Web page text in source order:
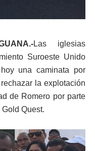
Las iglesias
Suroeste Unido
una caminata por
la explotación
de Romero por parte
Quest.